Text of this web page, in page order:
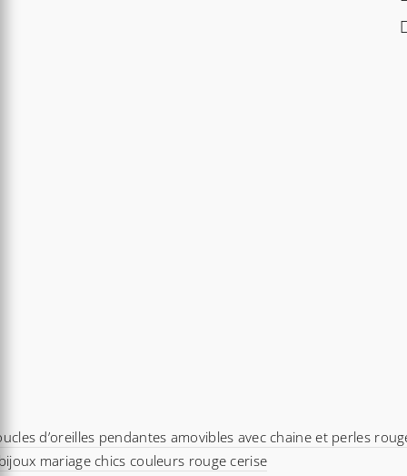
d’oreilles pendantes amovibles avec chaine et perles
mariage chics couleurs rouge cerise